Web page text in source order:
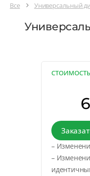
Все Универсальный
СТОИМОСТЬ
–
–